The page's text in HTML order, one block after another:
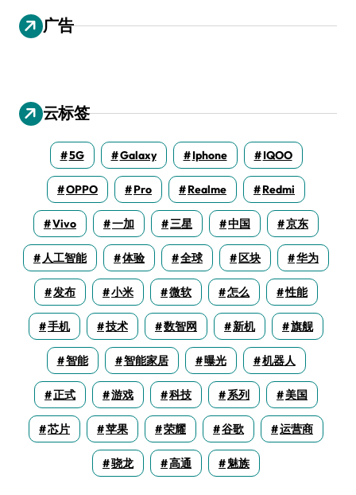
广告
云标签
5G Galaxy Iphone IQOO
OPPO Pro Realme Redmi
Vivo 一加 三星 中国 京东
人工智能 体验 全球 区块 华为
发布 小米 微软 怎么 性能
手机 技术 数智网 新机 旗舰
智能 智能家居 曝光 机器人
正式 游戏 科技 系列 美国
芯片 苹果 荣耀 谷歌 运营商
骁龙 高通 魅族